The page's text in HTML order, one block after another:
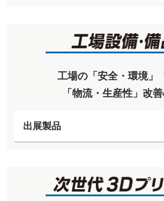
工場の「安全・環境」
「物流・生産性」改
出展製品